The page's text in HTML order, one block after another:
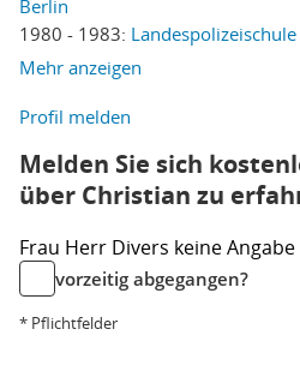
Berlin
1980 - 1983:
Mehr anzeigen
Profil melden
Melden Sie sich
über Christian zu
Frau Herr Divers keine Angabe
vorzeitig abgegangen?
* Pflichtfelder